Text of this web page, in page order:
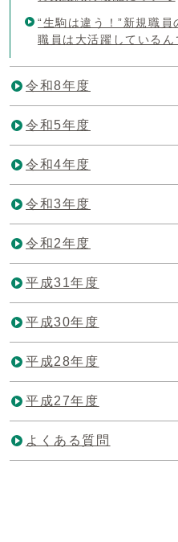
“生駒は違う！”新規職
職員は大活躍しているん
令和8年度
令和5年度
令和4年度
令和3年度
令和2年度
平成31年度
平成30年度
平成28年度
平成27年度
よくある質問